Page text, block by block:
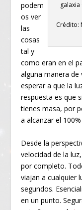
Crédito:
podem
os ver
las
cosas
tal y
como eran en el
alguna manera de
esperar a que la
respuesta es que
tienes masa, por
a alcanzar el
Desde la
velocidad de la
por completo.
viajan a cualquier
segundos.
en un punto.